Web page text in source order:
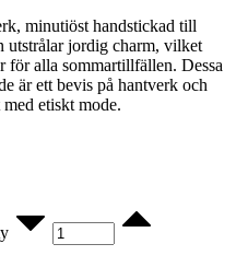
minutiöst handstickad till
utstrålar jordig charm, vilket
för alla sommartillfällen. Dessa
är ett bevis på hantverk och
etiskt mode.